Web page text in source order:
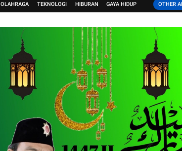
OLAHRAGA TEKNOLOGI HIBURAN GAYA HIDUP OTHER